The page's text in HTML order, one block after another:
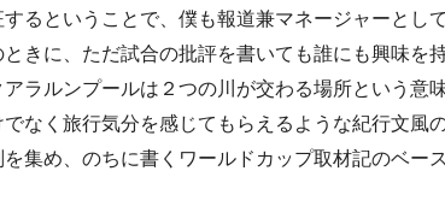
るということで、僕も報道兼マネージャーとし
きに、ただ試合の批評を書いても誰にも興味を
アラルンプールは２つの川が交わる場所という意
なく旅行気分を感じてもらえるような紀行文風
集め、のちに書くワールドカップ取材記のベー